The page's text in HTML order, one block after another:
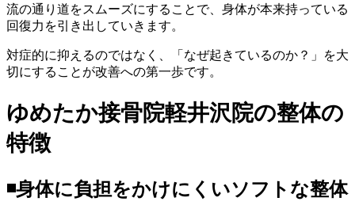
流の通り道をスムーズにすることで、身体が本来持っている
回復力を引き出していきます。
対症的に抑えるのではなく、「なぜ起きているのか？」を大
切にすることが改善への第一歩です。
ゆめたか接骨院軽井沢院の整体の
特徴
◾️身体に負担をかけにくいソフトな整体